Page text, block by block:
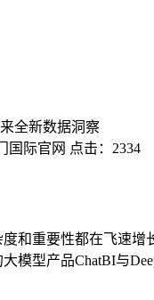
全新数据洞察
国际官网 点击： 2334
重要性都在飞速增
模型产品ChatBI与